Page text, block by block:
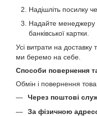
Надішліть посилку
Надайте менеджеру
банківської картки.
Усі витрати на доставку
ми беремо на себе.
Способи повернення
Обмін і повернення
Через поштові
За фізичною